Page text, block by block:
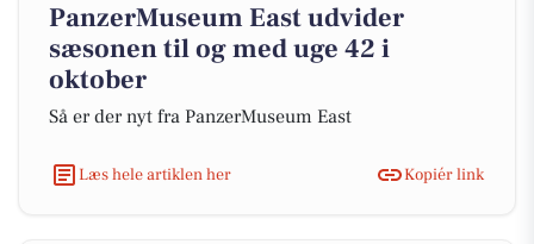
PanzerMuseum East udvider
sæsonen til og med uge 42 i
oktober
Så er der nyt fra PanzerMuseum East
Læs hele artiklen her Kopiér link